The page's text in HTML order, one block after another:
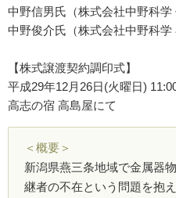
中野信男氏（株式会社中野科学
中野俊介氏（株式会社中野科学
【株式譲渡契約調印式】
平成29年12月26日(火曜日)
高志の宿 高島屋にて
＜概要＞
新潟県燕三条地域で金属器
継者の不在という問題を抱